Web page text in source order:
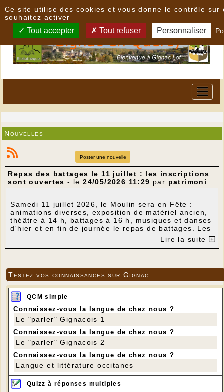
Nouvelles
Poster une nouvelle
Repas des battages le 11 juillet : les inscriptions
sont ouvertes - le24/05/2026 11:29 par patrimoni
Samedi 11 juillet 2026, le Moulin sera en Fête :
animations diverses, exposition de matériel ancien,
théâtre à 14 h, battages à 16 h, musiques et danses
d'hier et en fin de journée le repas de battages. Les
inscriptions au repas sont ouvertes. Attention ! Le
"Je participe") - Attention ! Don facultatif
(décocher la case ou modifier le chiffre 6)
Deuxième possibilité :
Bulletin d'inscription à imprimer
(cliquer sur ce lien)
ou bien utiliser le bulletin d'inscription en
page 4 du flyer (disponible à la
bibliothèque et à la mairie)
Lire la suite
Testez vos connaissances sur Gignac
QCM simple
Connaissez-vous la langue de chez nous ?
Le "parler" Gignacois 1
Connaissez-vous la langue de chez nous ?
Le "parler" Gignacois 2
Connaissez-vous la langue de chez nous ?
Langue et littérature occitanes
Quizz à réponses multiples
Ce site utilise des cookies et vous donne le contrôle sur
souhaitez activer
Tout accepter Tout refuser Personnaliser